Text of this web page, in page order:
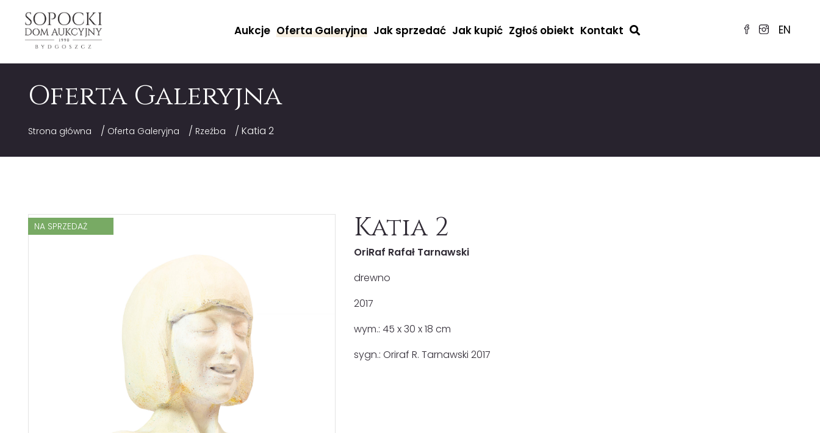
EN
Aukcje Oferta Galeryjna Jak sprzedać Jak kupić Zgłoś obiekt Kontakt
Oferta Galeryjna
Strona główna / Oferta Galeryjna / Rzeźba / Katia 2
NA SPRZEDAŻ Katia 2
OriRaf Rafał Tarnawski
drewno
2017
wym.: 45 x 30 x 18 cm
sygn.: Oriraf R. Tarnawski 2017